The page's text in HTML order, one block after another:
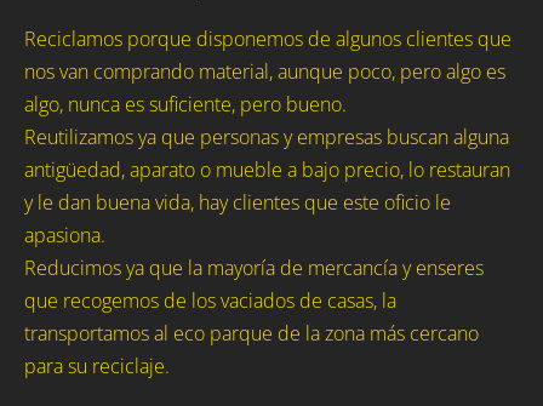
Reciclamos porque disponemos de algunos clientes que
nos van comprando material, aunque poco, pero algo es
algo, nunca es suficiente, pero bueno.
Reutilizamos ya que personas y empresas buscan alguna
antigüedad, aparato o mueble a bajo precio, lo restauran
y le dan buena vida, hay clientes que este oficio le
apasiona.
Reducimos ya que la mayoría de mercancía y enseres
que recogemos de los vaciados de casas, la
transportamos al eco parque de la zona más cercano
para su reciclaje.